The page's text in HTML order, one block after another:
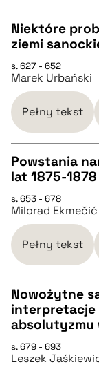
Niektóre
ziemi
s. 627 - 652
Marek Urbański
Pełny tekst
pobierz cytat
BIBTEX
pobierz cytat
Powstania
lat 1875-1878
s. 653 - 678
Milorad Ekmečić
Pełny tekst
CZYSTY TEKST
pobierz cytat
Nowożytne
interpretacje
absolutyzmu
s. 679 - 693
Leszek